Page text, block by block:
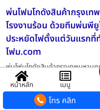
พ่นโฟมโกดังสินค้ากรุงเ
โรงงานร้อน ด้วยทีมพ่นพี
ประหยัดไฟตั้งแต่วันแรกที่
โฟม.com
พ่นโฟมโกดังสินค้ากรุงเทพมหาน
พ่นพ
รับฉีดพียูโฟมเชียงราย มอ
หน้าหลัก เมนู
โทร คลิก